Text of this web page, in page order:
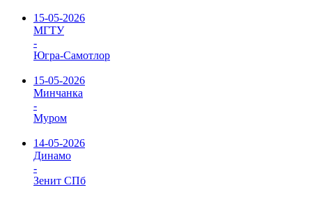
15-05-2026
МГТУ
-
Югра-Самотлор
15-05-2026
Минчанка
-
Муром
14-05-2026
Динамо
-
Зенит СПб